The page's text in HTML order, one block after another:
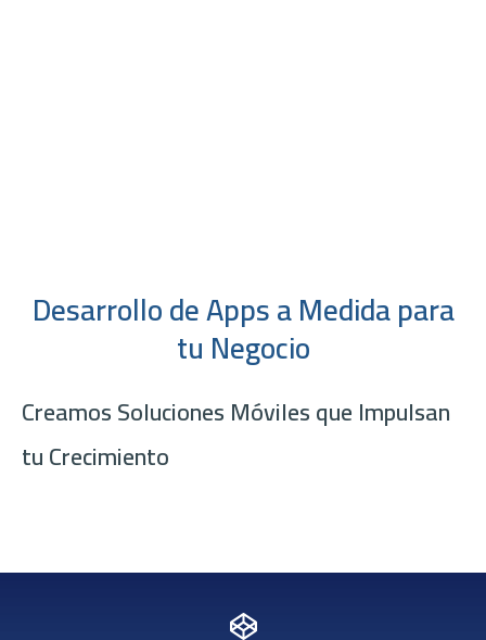
Desarrollo de Apps a Medida para
tu Negocio
Creamos Soluciones Móviles que Impulsan
tu Crecimiento